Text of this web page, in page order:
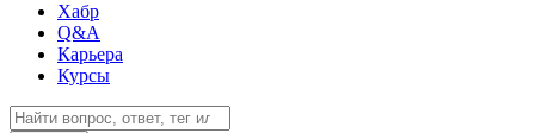
Хабр
Q&A
Карьера
Курсы